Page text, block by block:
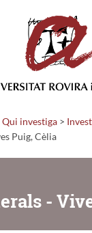
Qui investiga >
Puig, Cèlia
-